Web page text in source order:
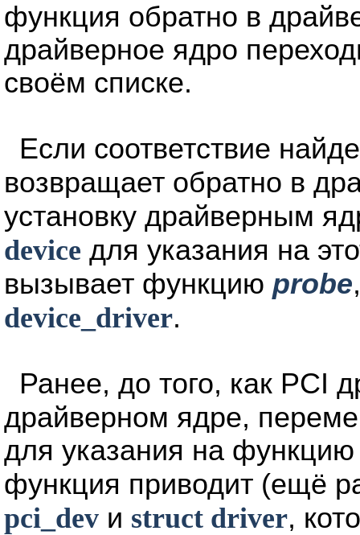
функция обратно в
драйверное ядро
своём списке.
Если соответствие
возвращает обратно в
установку драйверным
device для указания на
вызывает функцию probe
device_driver.
Ранее, до того, как PCI
драйверном ядре,
для указания на
функция приводит (ещё
pci_dev и struct driver,